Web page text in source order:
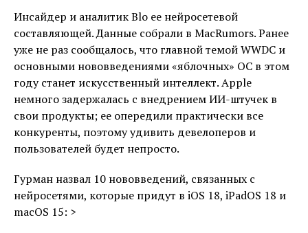
Инсайдер и аналитик Blo ее нейросетевой
составляющей. Данные собрали в MacRumors. Ранее
уже не раз сообщалось, что главной темой WWDC и
основными нововведениями «яблочных» ОС в этом
году станет искусственный интеллект. Apple
немного задержалась с внедрением ИИ-штучек в
свои продукты; ее опередили практически все
конкуренты, поэтому удивить девелоперов и
пользователей будет непросто.
Гурман назвал 10 нововведений, связанных с
нейросетями, которые придут в iOS 18, iPadOS 18 и
macOS 15: >